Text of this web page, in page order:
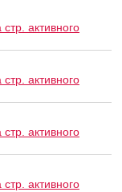
активного
активного
активного
активного